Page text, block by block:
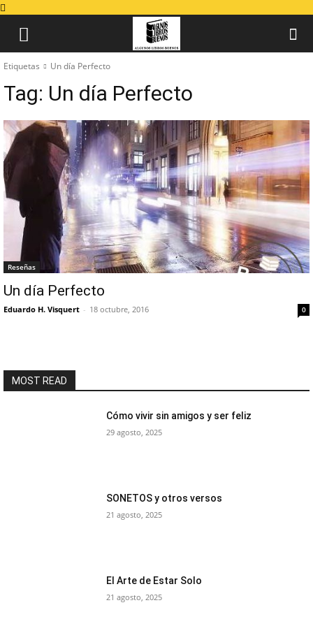
Etiquetas Un día Perfecto
Tag: Un día Perfecto
Reseñas
Un día Perfecto
Eduardo H. Visquert - 18 octubre, 2016 0
MOST READ
Cómo vivir sin amigos y ser feliz
29 agosto, 2025
SONETOS y otros versos
21 agosto, 2025
El Arte de Estar Solo
21 agosto, 2025